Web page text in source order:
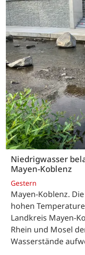
Niedrigwasser
Mayen-Koblenz
Gestern
Mayen-Koblenz.
hohen
Landkreis Mayen-
Rhein und Mosel
Wasserstände